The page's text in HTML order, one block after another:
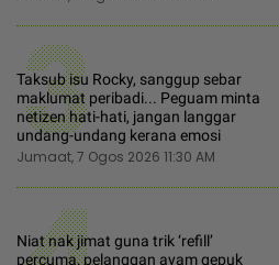
3
Taksub isu Rocky, sanggup sebar
maklumat peribadi... Peguam minta
netizen hati-hati, jangan langgar
undang-undang kerana emosi
Jumaat, 7 Ogos 2026 11:30 AM
Niat nak jimat guna trik ‘refill’
percuma, pelanggan ayam gepuk